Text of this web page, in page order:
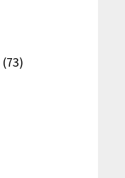
(73)